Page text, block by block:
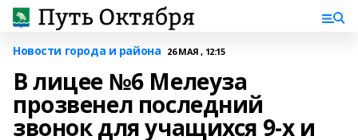
Новости города и района 26 МАЯ , 12:15
В лицее №6 Мелеуза
прозвенел последний
звонок для учащихся 9-х и